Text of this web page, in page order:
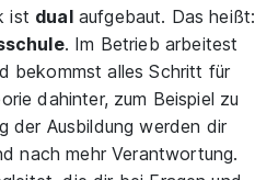
ist dualaufgebaut. Das heißt:
. Im Betrieb arbeitest
bekommst alles Schritt für
dahinter, zum Beispiel zu
der Ausbildung werden dir
nach mehr Verantwortung.